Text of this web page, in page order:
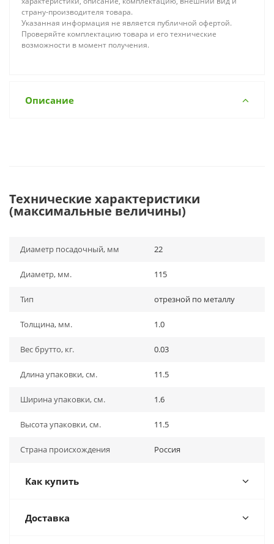
страну-производителя товара.
Указанная информация не является публичной офертой.
Проверяйте комплектацию товара и его технические
возможности в момент получения.
Описание
Технические характеристики
(максимальные величины)
Диаметр посадочный, мм 22
Диаметр, мм. 115
Тип отрезной по металлу
Толщина, мм. 1.0
Вес брутто, кг. 0.03
Длина упаковки, см. 11.5
Ширина упаковки, см. 1.6
Высота упаковки, см. 11.5
Страна происхождения Россия
Как купить
Доставка